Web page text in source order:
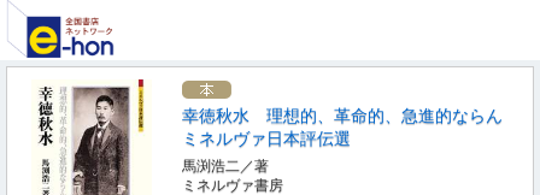
幸徳秋水 理想的、革命的、急進的ならん
ミネルヴァ日本評伝選
馬渕浩二／著
ミネルヴァ書房